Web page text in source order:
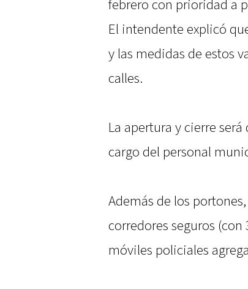
febrero con prioridad a
El intendente explicó
y las medidas de estos
calles.
La apertura y cierre será
cargo del personal
Además de los
corredores seguros
móviles policiales